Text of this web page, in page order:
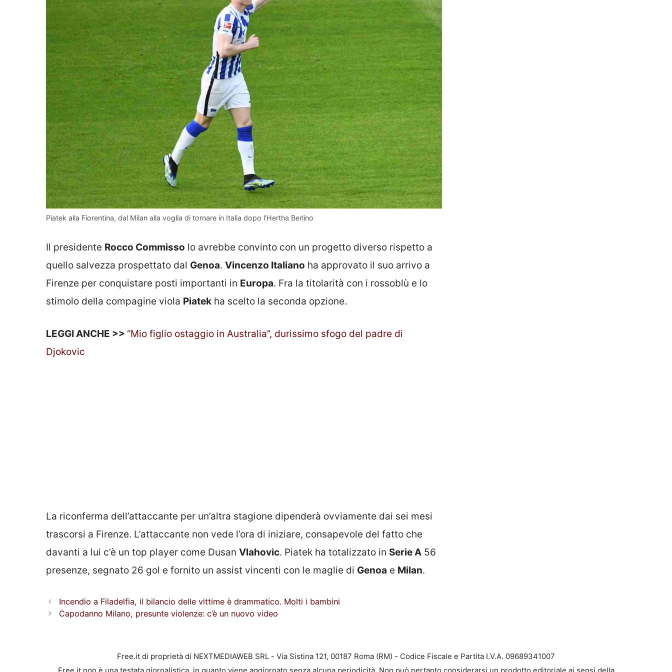
Piatek alla Fiorentina, dal Milan alla voglia di tornare in Italia dopo l’Hertha Berlino
Il presidente Rocco Commisso lo avrebbe convinto con un progetto diverso rispetto a
quello salvezza prospettato dal Genoa. Vincenzo Italiano ha approvato il suo arrivo a
Firenze per conquistare posti importanti in Europa. Fra la titolarità con i rossoblù e lo
stimolo della compagine viola Piatek ha scelto la seconda opzione.
LEGGI ANCHE >> “Mio figlio ostaggio in Australia”, durissimo sfogo del padre di
Djokovic
La riconferma dell’attaccante per un’altra stagione dipenderà ovviamente dai sei mesi
trascorsi a Firenze. L’attaccante non vede l’ora di iniziare, consapevole del fatto che
davanti a lui c’è un top player come Dusan Vlahovic. Piatek ha totalizzato in Serie A 56
presenze, segnato 26 gol e fornito un assist vincenti con le maglie di Genoa e Milan.
Incendio a Filadelfia, il bilancio delle vittime è drammatico. Molti i bambini
Capodanno Milano, presunte violenze: c’è un nuovo video
Free.it di proprietà di NEXTMEDIAWEB SRL - Via Sistina 121, 00187 Roma (RM) - Codice Fiscale e Partita I.V.A. 09689341007